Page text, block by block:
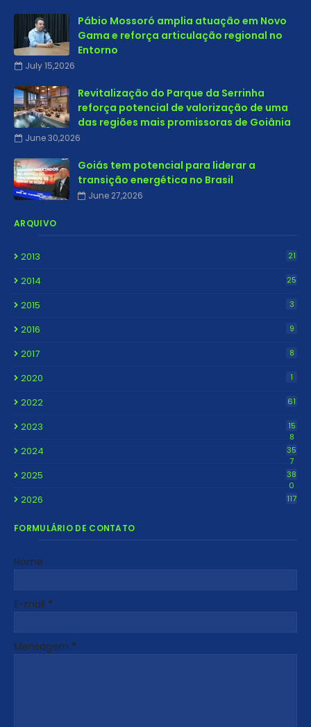
Pábio Mossoró amplia atuação em Novo
Gama e reforça articulação regional no
Entorno
July 15,2026
Revitalização do Parque da Serrinha
reforça potencial de valorização de uma
das regiões mais promissoras de Goiânia
June 30,2026
Goiás tem potencial para liderar a
transição energética no Brasil
June 27,2026
ARQUIVO
2013 21
2014 25
2015 3
2016 9
2017 8
2020 1
2022 61
2023
15
8
2024
35
7
2025
38
0
2026 117
FORMULÁRIO DE CONTATO
Nome
E-mail *
Mensagem *